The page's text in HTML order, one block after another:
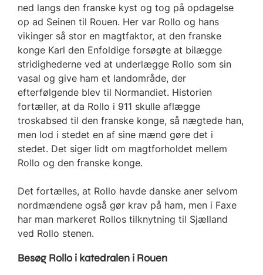
ned langs den franske kyst og tog på opdagelse
op ad Seinen til Rouen. Her var Rollo og hans
vikinger så stor en magtfaktor, at den franske
konge Karl den Enfoldige forsøgte at bilægge
stridighederne ved at underlægge Rollo som sin
vasal og give ham et landområde, der
efterfølgende blev til Normandiet. Historien
fortæller, at da Rollo i 911 skulle aflægge
troskabsed til den franske konge, så nægtede han,
men lod i stedet en af sine mænd gøre det i
stedet. Det siger lidt om magtforholdet mellem
Rollo og den franske konge.
Det fortælles, at Rollo havde danske aner selvom
nordmændene også gør krav på ham, men i Faxe
har man markeret Rollos tilknytning til Sjælland
ved Rollo stenen.
Besøg Rollo i katedralen i Rouen